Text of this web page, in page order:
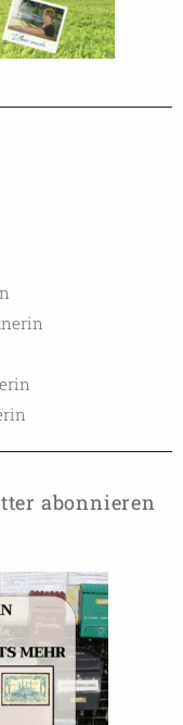
abonnieren